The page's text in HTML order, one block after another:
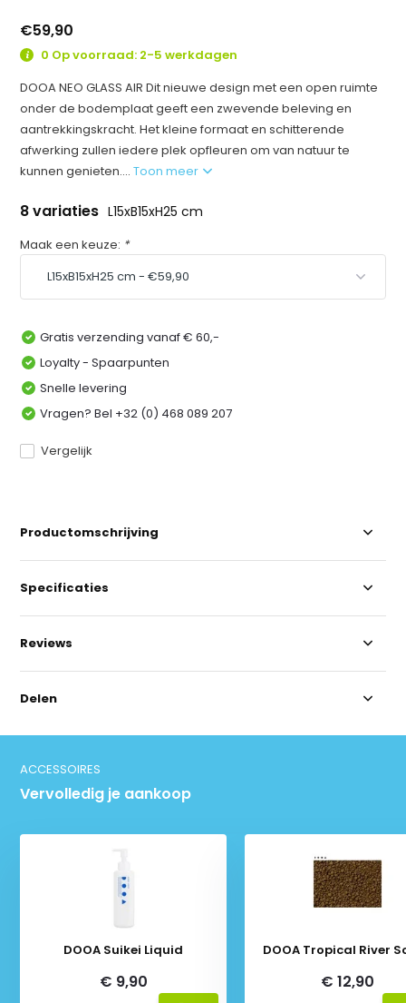
€59,90
0 Op voorraad: 2-5 werkdagen
DOOA NEO GLASS AIR Dit nieuwe design met een open ruimte
onder de bodemplaat geeft een zwevende beleving en
aantrekkingskracht. Het kleine formaat en schitterende
afwerking zullen iedere plek opfleuren om van natuur te
kunnen genieten....Toon meer
8 variaties L15xB15xH25 cm
Maak een keuze: *
Gratis verzending vanaf € 60,-
Loyalty - Spaarpunten
Snelle levering
Vragen? Bel +32 (0) 468 089 207
Vergelijk
Productomschrijving
Specificaties
Reviews
Delen
ACCESSOIRES
Vervolledig je aankoop
DOOA Suikei Liquid
€ 9,90
DOOA Tropical River
€ 12,90